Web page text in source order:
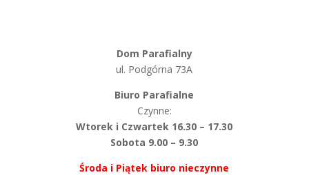
Dom Parafialny
ul. Podgórna 73A
Biuro Parafialne
Czynne:
Wtorek i Czwartek 16.30 – 17.30
Sobota 9.00 – 9.30
Środa i Piątek biuro nieczynne